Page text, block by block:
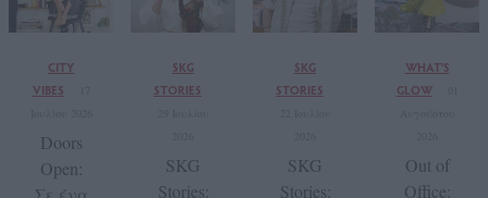
CITY
VIBES
Doors
Open:
SKG
STORIES
SKG
Stories:
SKG
STORIES
SKG
Stories:
WHAT'S
GLOW
Out of
Office: